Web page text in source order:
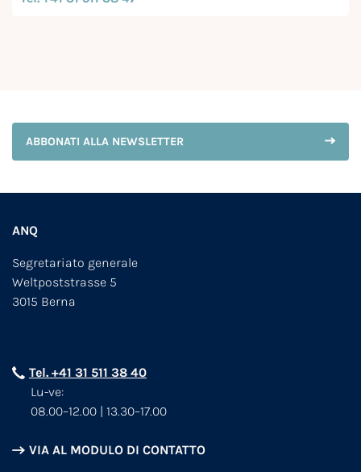
ABBONATI ALLA NEWSLETTER
ANQ
Segretariato generale
Weltpoststrasse 5
3015 Berna
Tel. +41 31 511 38 40
Lu-ve:
08.00–12.00 | 13.30–17.00
VIA AL MODULO DI CONTATTO